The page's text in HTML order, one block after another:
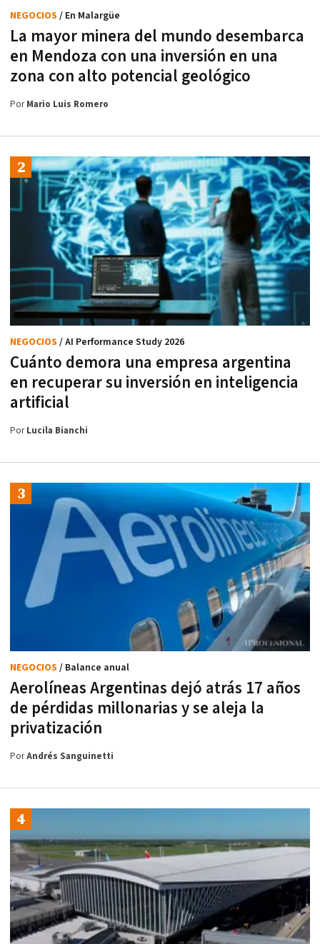
La mayor minera del mundo desembarca
en Mendoza con una inversión en una
zona con alto potencial geológico
NEGOCIOS / En Malargüe
PorMario Luis Romero
Cuánto demora una empresa argentina
en recuperar su inversión en inteligencia
artificial
NEGOCIOS / AI Performance Study 2026
PorLucila Bianchi
Aerolíneas Argentinas dejó atrás 17 años
de pérdidas millonarias y se aleja la
privatización
NEGOCIOS / Balance anual
PorAndrés Sanguinetti